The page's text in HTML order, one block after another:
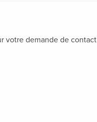
votre demande de